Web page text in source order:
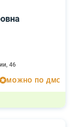
46
МОЖНО ПО ДМС